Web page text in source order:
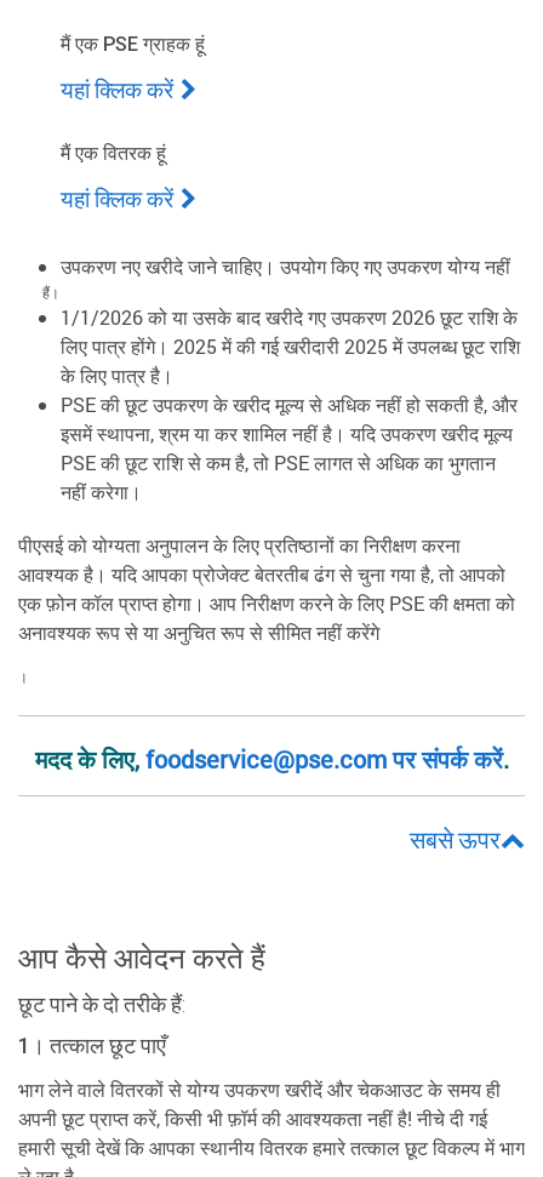
मैं एक PSE ग्राहक हूं
यहां क्लिक करें
मैं एक वितरक हूं
यहां क्लिक करें
उपकरण नए खरीदे जाने चाहिए। उपयोग किए गए उपकरण योग्य नहीं
हैं।
1/1/2026 को या उसके बाद खरीदे गए उपकरण 2026 छूट राशि के
लिए पात्र होंगे। 2025 में की गई खरीदारी 2025 में उपलब्ध छूट राशि
के लिए पात्र है।
PSE की छूट उपकरण के खरीद मूल्य से अधिक नहीं हो सकती है, और
इसमें स्थापना, श्रम या कर शामिल नहीं है। यदि उपकरण खरीद मूल्य
PSE की छूट राशि से कम है, तो PSE लागत से अधिक का भुगतान
नहीं करेगा।
पीएसई को योग्यता अनुपालन के लिए प्रतिष्ठानों का निरीक्षण करना
आवश्यक है। यदि आपका प्रोजेक्ट बेतरतीब ढंग से चुना गया है, तो आपको
एक फ़ोन कॉल प्राप्त होगा। आप निरीक्षण करने के लिए PSE की क्षमता को
अनावश्यक रूप से या अनुचित रूप से सीमित नहीं करेंगे
।
मदद के लिए,foodservice@pse.com पर संपर्क करें.
सबसे ऊपर
आप कैसे आवेदन करते हैं
छूट पाने के दो तरीके हैं:
1। तत्काल छूट पाएँ
भाग लेने वाले वितरकों से योग्य उपकरण खरीदें और चेकआउट के समय ही
अपनी छूट प्राप्त करें, किसी भी फ़ॉर्म की आवश्यकता नहीं है! नीचे दी गई
हमारी सूची देखें कि आपका स्थानीय वितरक हमारे तत्काल छूट विकल्प में भाग